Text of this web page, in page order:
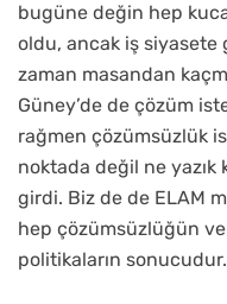
bugüne değin hep
oldu, ancak iş siyasete
zaman masandan
Güney’de de çözüm
rağmen çözümsüzlük
noktada değil ne yazık
girdi. Biz de de ELAM
hep çözümsüzlüğün
politikaların sonucudur.